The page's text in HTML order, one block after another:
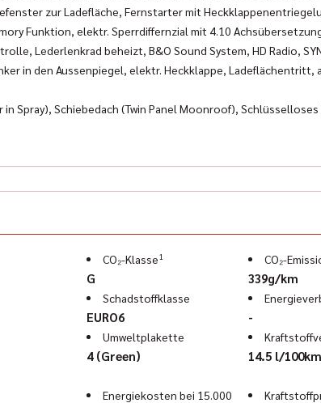
zur Ladefläche, Fernstarter mit
Funktion, elektr. Sperrdiffernzial mit 4.10
Lederlenkrad beheizt, B&O Sound System, HD Radio,
in den Aussenpiegel, elektr. Heckklappe, Ladeflächentritt,
Spray), Schiebedach (Twin Panel Moonroof),
Old- und Youngtimer und Indian Motorräder (inklusive
gehören auch der vollumfängliche
CO₂-Klasse1
G
CO₂-
339g/km
Schadstoffklasse
EURO6 -
Umweltplakette
4 (Green) 14.5 l/100km
Energiekosten bei 15.000